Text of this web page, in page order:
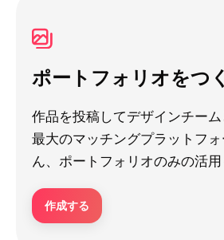
ポートフォリオをつ
作品を投稿してデザインチー
最大のマッチングプラットフ
ん、ポートフォリオのみの活用
作成する